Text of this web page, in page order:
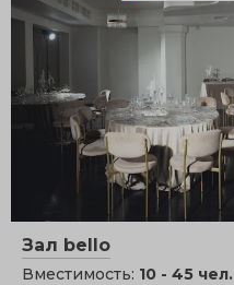
Зал bello
Вместимость: 10 - 45 чел.